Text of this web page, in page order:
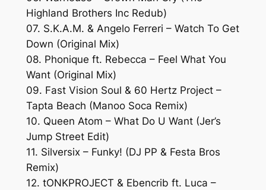
Highland Brothers Inc Redub)
07. S.K.A.M. & Angelo Ferreri – Watch To Get
Down (Original Mix)
08. Phonique ft. Rebecca – Feel What You
Want (Original Mix)
09. Fast Vision Soul & 60 Hertz Project –
Tapta Beach (Manoo Soca Remix)
10. Queen Atom – What Do U Want (Jer’s
Jump Street Edit)
11. Silversix – Funky! (DJ PP & Festa Bros
Remix)
12. tONKPROJECT & Ebencrib ft. Luca –